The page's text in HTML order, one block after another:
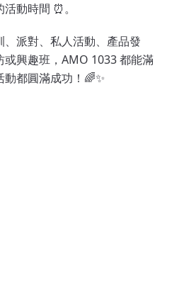
動時間 ⏰。
派對、私人活動、產品發
興趣班，AMO 1033 都能滿
都圓滿成功！🌈✨